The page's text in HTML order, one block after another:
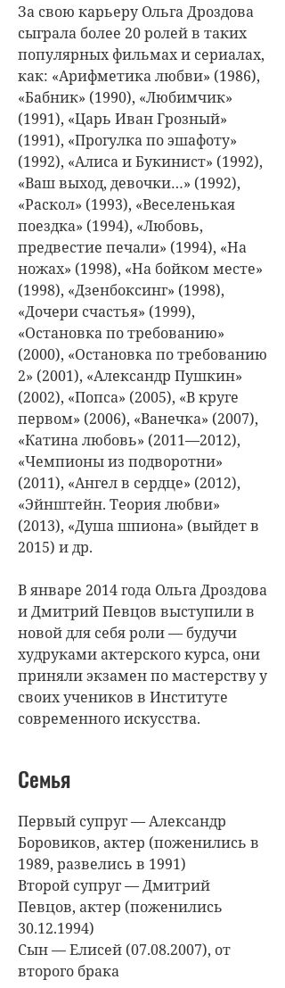
За свою карьеру Ольга Дроздова
сыграла более 20 ролей в таких
популярных фильмах и сериалах,
как: «Арифметика любви» (1986),
«Бабник» (1990), «Любимчик»
(1991), «Царь Иван Грозный»
(1991), «Прогулка по эшафоту»
(1992), «Алиса и Букинист» (1992),
«Ваш выход, девочки…» (1992),
«Раскол» (1993), «Веселенькая
поездка» (1994), «Любовь,
предвестие печали» (1994), «На
ножах» (1998), «На бойком месте»
(1998), «Дзенбоксинг» (1998),
«Дочери счастья» (1999),
«Остановка по требованию»
(2000), «Остановка по требованию
2» (2001), «Александр Пушкин»
(2002), «Попса» (2005), «В круге
первом» (2006), «Ванечка» (2007),
«Катина любовь» (2011—2012),
«Чемпионы из подворотни»
(2011), «Ангел в сердце» (2012),
«Эйнштейн. Теория любви»
(2013), «Душа шпиона» (выйдет в
2015) и др.
В январе 2014 года Ольга Дроздова
и Дмитрий Певцов выступили в
новой для себя роли — будучи
худруками актерского курса, они
приняли экзамен по мастерству у
своих учеников в Институте
современного искусства.
Семья
Первый супруг — Александр
Боровиков, актер (поженились в
1989, развелись в 1991)
Второй супруг — Дмитрий
Певцов, актер (поженились
30.12.1994)
Сын — Елисей (07.08.2007), от
второго брака